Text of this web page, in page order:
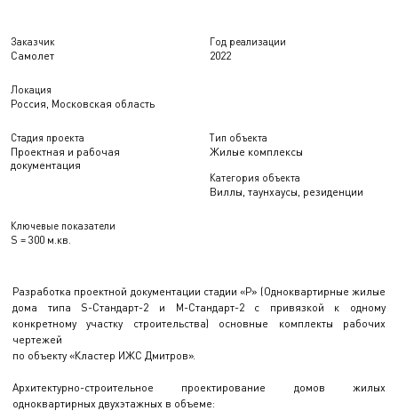
Заказчик
Самолет
Год реализации
2022
Локация
Россия, Московская область
Стадия проекта
Проектная и рабочая
документация
Тип объекта
Жилые комплексы
Категория объекта
Виллы, таунхаусы, резиденции
Ключевые показатели
S = 300 м.кв.
Разработка проектной документации стадии «Р» (Одноквартирные жилые
дома типа S-Стандарт-2 и М-Стандарт-2 с привязкой к одному
конкретному участку строительства) основные комплекты рабочих
чертежей
по объекту «Кластер ИЖС Дмитров».
Архитектурно-строительное проектирование домов жилых
одноквартирных двухэтажных в объеме: